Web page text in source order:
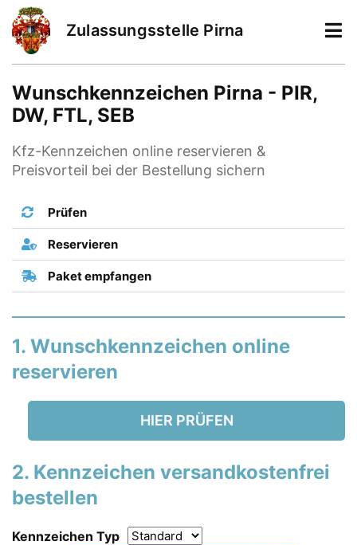
Zulassungsstelle Pirna
Wunschkennzeichen Pirna - PIR,
DW, FTL, SEB
Kfz-Kennzeichen online reservieren &
Preisvorteil bei der Bestellung sichern
Prüfen
Reservieren
Paket empfangen
1. Wunschkennzeichen online
reservieren
HIER PRÜFEN
2. Kennzeichen versandkostenfrei
bestellen
Kennzeichen Typ